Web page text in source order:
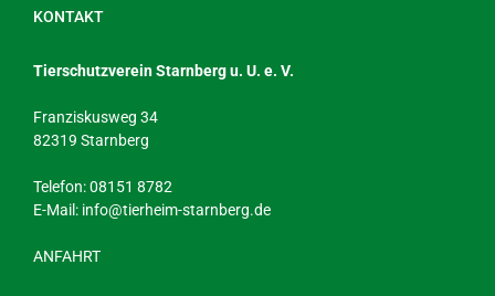
KONTAKT
Tierschutzverein Starnberg u. U. e. V.
Franziskusweg 34
82319 Starnberg
Telefon: 08151 8782
E-Mail: info@tierheim-starnberg.de
ANFAHRT